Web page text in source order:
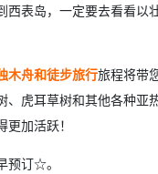
西表岛，一定要去看看以
木舟和徒步旅行旅程将带
、虎耳草树和其他各种亚
加活跃！
预订☆。